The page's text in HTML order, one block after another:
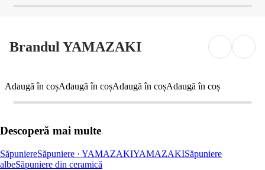
Brandul YAMAZAKI
Adaugă în coșAdaugă în coșAdaugă în coșAdaugă în coș
Descoperă mai multe
SăpuniereSăpuniere · YAMAZAKIYAMAZAKISăpuniere
albeSăpuniere din ceramică